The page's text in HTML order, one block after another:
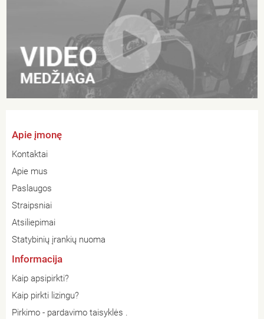
Apie įmonę
Kontaktai
Apie mus
Paslaugos
Straipsniai
Atsiliepimai
Statybinių įrankių nuoma
Informacija
Kaip apsipirkti?
Kaip pirkti lizingu?
Pirkimo - pardavimo taisyklės .